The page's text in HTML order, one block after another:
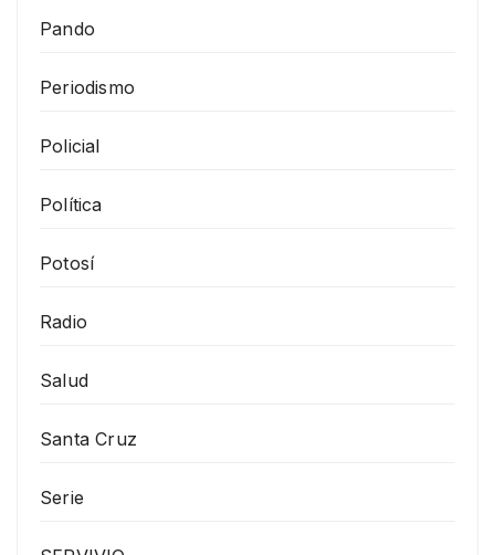
Pando
Periodismo
Policial
Política
Potosí
Radio
Salud
Santa Cruz
Serie